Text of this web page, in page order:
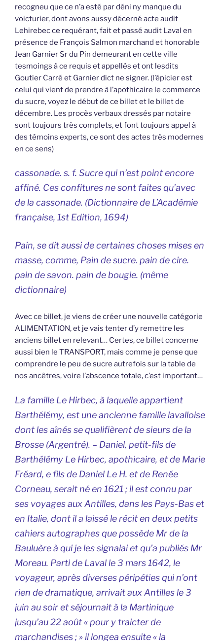
recogneu que ce n’a esté par déni ny manque du
voicturier, dont avons aussy décerné acte audit
Lehirebec ce requérant, fait et passé audit Laval en
présence de François Salmon marchand et honorable
Jean Garnier Sr du Pin demeurant en cette ville
tesmoings à ce requis et appellés et ont lesdits
Goutier Carré et Garnier dict ne signer. (l’épicier est
celui qui vient de prendre à l’apothicaire le commerce
du sucre, voyez le début de ce billet et le billet de
décembre. Les procès verbaux dressés par notaire
sont toujours très complets, et font toujours appel à
des témoins experts, ce sont des actes très modernes
en ce sens)
cassonade. s. f. Sucre qui n’est point encore
affiné. Ces confitures ne sont faites qu’avec
de la cassonade. (Dictionnaire de L’Académie
française, 1st Edition, 1694)
Pain, se dit aussi de certaines choses mises en
masse, comme, Pain de sucre. pain de cire.
pain de savon. pain de bougie. (même
dictionnaire)
Avec ce billet, je viens de créer une nouvelle catégorie
ALIMENTATION, et je vais tenter d’y remettre les
anciens billet en relevant… Certes, ce billet concerne
aussi bien le TRANSPORT, mais comme je pense que
comprendre le peu de sucre autrefois sur la table de
nos ancêtres, voire l’abscence totale, c’est important…
La famille Le Hirbec, à laquelle appartient
Barthélémy, est une ancienne famille lavalloise
dont les aînés se qualifièrent de sieurs de la
Brosse (Argentré). – Daniel, petit-fils de
Barthélémy Le Hirbec, apothicaire, et de Marie
Fréard, e fils de Daniel Le H. et de Renée
Corneau, serait né en 1621 ; il est connu par
ses voyages aux Antilles, dans les Pays-Bas et
en Italie, dont il a laissé le récit en deux petits
cahiers autographes que possède Mr de la
Bauluère à qui je les signalai et qu’a publiés Mr
Moreau. Parti de Laval le 3 mars 1642, le
voyageur, après diverses péripéties qui n’ont
rien de dramatique, arrivait aux Antilles le 3
juin au soir et séjournait à la Martinique
jusqu’au 22 août « pour y traicter de
marchandises ; » il longea ensuite « la